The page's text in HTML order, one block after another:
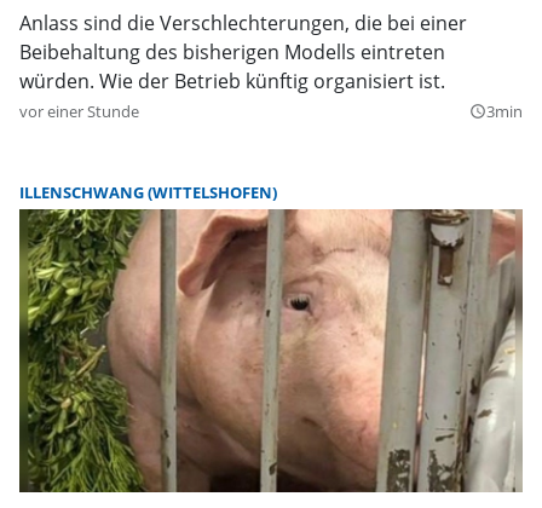
Anlass sind die Verschlechterungen, die bei einer
Beibehaltung des bisherigen Modells eintreten
würden. Wie der Betrieb künftig organisiert ist.
vor einer Stunde query_builder3min
ILLENSCHWANG (WITTELSHOFEN)